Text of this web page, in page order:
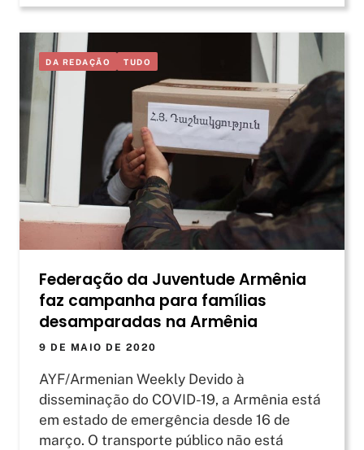
DA REDAÇÃO TUDO
Federação da Juventude Armênia
faz campanha para famílias
desamparadas na Armênia
9 DE MAIO DE 2020
AYF/Armenian Weekly Devido à
disseminação do COVID-19, a Armênia está
em estado de emergência desde 16 de
março. O transporte público não está